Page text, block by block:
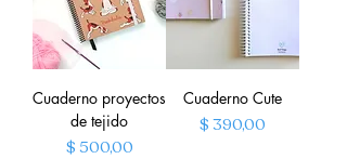
Cuaderno proyectos
de tejido
Precio
$ 500,00
Cuaderno Cute
Precio
$ 390,00